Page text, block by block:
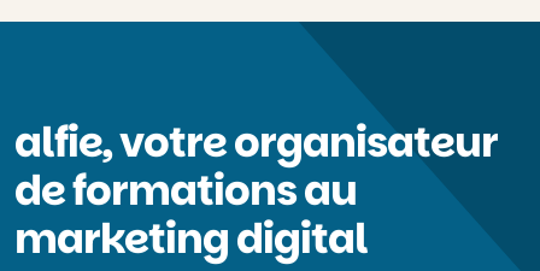
alfie, votre organisateur
de formations au
marketing digital